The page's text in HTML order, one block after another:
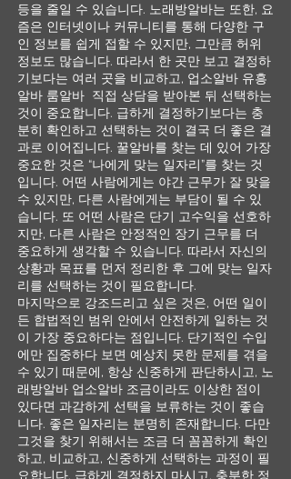
등을 줄일 수 있습니다. 노래방알바는 또한, 요
즘은 인터넷이나 커뮤니티를 통해 다양한 구
인 정보를 쉽게 접할 수 있지만, 그만큼 허위
정보도 많습니다. 따라서 한 곳만 보고 결정하
기보다는 여러 곳을 비교하고, 업소알바 유흥
알바 룸알바 직접 상담을 받아본 뒤 선택하는
것이 중요합니다. 급하게 결정하기보다는 충
분히 확인하고 선택하는 것이 결국 더 좋은 결
과로 이어집니다. 꿀알바를 찾는 데 있어 가장
중요한 것은 “나에게 맞는 일자리”를 찾는 것
입니다. 어떤 사람에게는 야간 근무가 잘 맞을
수 있지만, 다른 사람에게는 부담이 될 수 있
습니다. 또 어떤 사람은 단기 고수익을 선호하
지만, 다른 사람은 안정적인 장기 근무를 더
중요하게 생각할 수 있습니다. 따라서 자신의
상황과 목표를 먼저 정리한 후 그에 맞는 일자
리를 선택하는 것이 필요합니다.
마지막으로 강조드리고 싶은 것은, 어떤 일이
든 합법적인 범위 안에서 안전하게 일하는 것
이 가장 중요하다는 점입니다. 단기적인 수입
에만 집중하다 보면 예상치 못한 문제를 겪을
수 있기 때문에, 항상 신중하게 판단하시고, 노
래방알바 업소알바 조금이라도 이상한 점이
있다면 과감하게 선택을 보류하는 것이 좋습
니다. 좋은 일자리는 분명히 존재합니다. 다만
그것을 찾기 위해서는 조금 더 꼼꼼하게 확인
하고, 비교하고, 신중하게 선택하는 과정이 필
요합니다. 급하게 결정하지 마시고, 충분한 정